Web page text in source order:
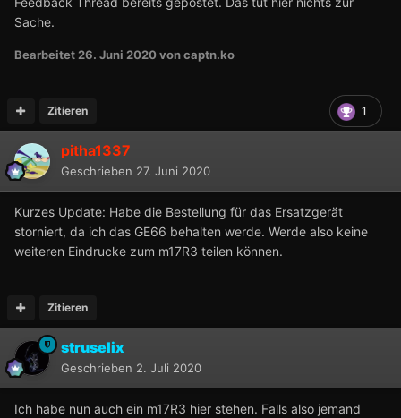
Sache.
Bearbeitet 26. Juni 2020von captn.ko
1
Zitieren
pitha1337
Geschrieben 27. Juni 2020
Kurzes Update: Habe die Bestellung für das Ersatzgerät
storniert, da ich das GE66 behalten werde. Werde also keine
weiteren Eindrucke zum m17R3 teilen können.
Zitieren
struselix
Geschrieben 2. Juli 2020
Ich habe nun auch ein m17R3 hier stehen. Falls also jemand